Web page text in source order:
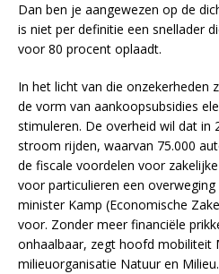
Dan ben je aangewezen op de
is niet per definitie een snellader
voor 80 procent oplaadt.
In het licht van die onzekerheden
de vorm van aankoopsubsidies
stimuleren. De overheid wil dat in
stroom rijden, waarvan 75.000
de fiscale voordelen voor
voor particulieren een
minister Kamp (Economische
voor. Zonder meer financiële
onhaalbaar, zegt hoofd mobiliteit
milieuorganisatie Natuur en